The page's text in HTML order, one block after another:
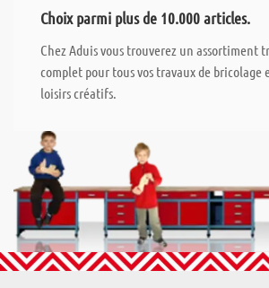
Choix parmi plus de 10.000 articles.
Chez Aduis vous trouverez un assortiment
complet pour tous vos travaux de bricolage
loisirs créatifs.